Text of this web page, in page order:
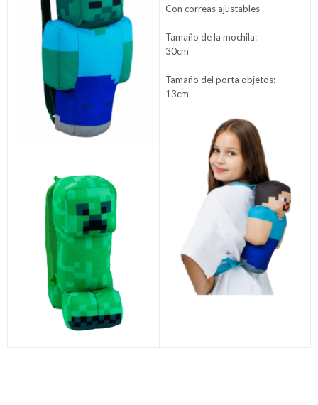
Con correas ajustables
Tamaño de la mochila:
30cm
Tamaño del porta objetos:
13cm